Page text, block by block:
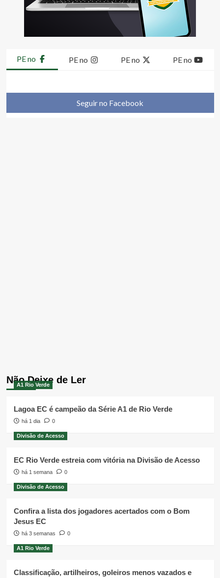
PE no PE no PE no PE no
Seguir no Facebook
Não Deixe de Ler
A1 Rio Verde
Lagoa EC é campeão da Série A1 de Rio Verde
há 1 dia 0
Divisão de Acesso
EC Rio Verde estreia com vitória na Divisão de Acesso
há 1 semana 0
Divisão de Acesso
Confira a lista dos jogadores acertados com o Bom
Jesus EC
há 3 semanas 0
A1 Rio Verde
Classificação, artilheiros, goleiros menos vazados e